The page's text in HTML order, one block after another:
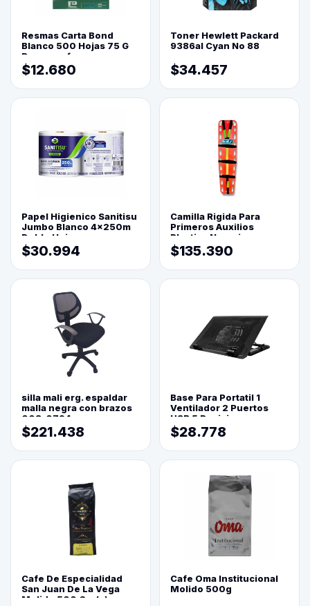
Resmas Carta Bond
Blanco 500 Hojas 75 G
Reprograf.
$12.680
Toner Hewlett Packard
9386al Cyan No 88
$34.457
Papel Higienico Sanitisu
Jumbo Blanco 4x250m
Doble Hoja
$30.994
Camilla Rigida Para
Primeros Auxilios
Plastica Naranja
$135.390
silla mali erg. espaldar
malla negra con brazos
003-0794
$221.438
Base Para Portatil 1
Ventilador 2 Puertos
USB 5 Posiciones
$28.778
Cafe De Especialidad
San Juan De La Vega
Molido 500 Grs(=)
Cafe Oma Institucional
Molido 500g